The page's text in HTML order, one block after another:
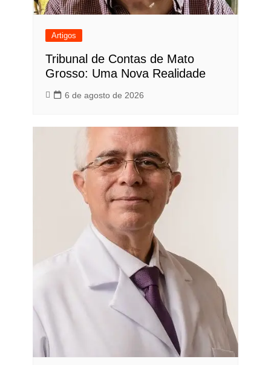
Artigos
Tribunal de Contas de Mato
Grosso: Uma Nova Realidade
6 de agosto de 2026